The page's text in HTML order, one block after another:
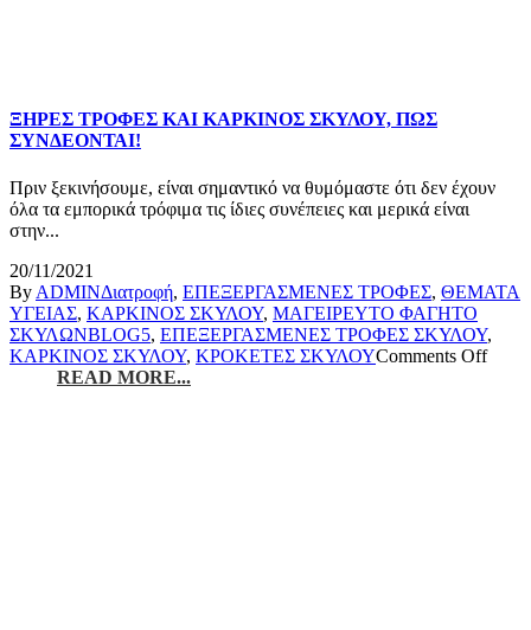
ΞΗΡΕΣ ΤΡΟΦΕΣ ΚΑΙ ΚΑΡΚΙΝΟΣ ΣΚΥΛΟΥ, ΠΩΣ
ΣΥΝΔΕΟΝΤΑΙ!
Πριν ξεκινήσουμε, είναι σημαντικό να θυμόμαστε ότι δεν έχουν
όλα τα εμπορικά τρόφιμα τις ίδιες συνέπειες και μερικά είναι
στην...
20/11/2021
By ADMINΔιατροφή, ΕΠΕΞΕΡΓΑΣΜΕΝΕΣ ΤΡΟΦΕΣ, ΘΕΜΑΤΑ
ΥΓΕΙΑΣ, ΚΑΡΚΙΝΟΣ ΣΚΥΛΟΥ, ΜΑΓΕΙΡΕΥΤΟ ΦΑΓΗΤΟ
ΣΚΥΛΩΝBLOG5, ΕΠΕΞΕΡΓΑΣΜΕΝΕΣ ΤΡΟΦΕΣ ΣΚΥΛΟΥ,
ΚΑΡΚΙΝΟΣ ΣΚΥΛΟΥ, ΚΡΟΚΕΤΕΣ ΣΚΥΛΟΥComments Off
READ MORE...